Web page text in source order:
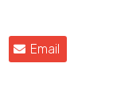
Email